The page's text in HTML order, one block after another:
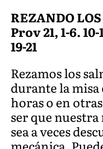
REZANDO
Prov 21, 1-6.
19-21
Rezamos los
durante la
horas o en
ser que
sea a veces